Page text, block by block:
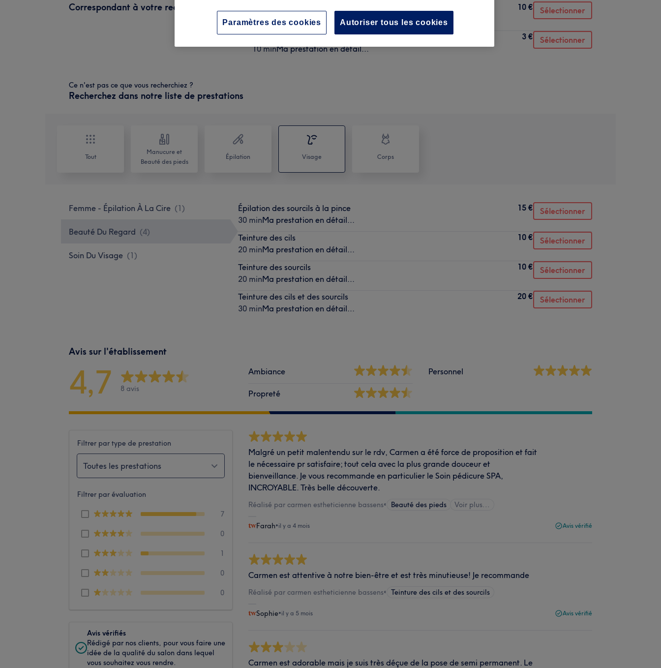
Correspondant à votre recherche
20 minMa prestation en détail...
10 € Sélectionner
Réparation d'un ongle cassé
10 minMa prestation en détail...
3 € Sélectionner
Ce n'est pas ce que vous recherchiez ?
Recherchez dans notre liste de prestations
Tout
Manucure et
Beauté des pieds
Épilation Visage Corps
Femme - Épilation À La Cire (1)
Beauté Du Regard (4)
Soin Du Visage (1)
Épilation des sourcils à la pince
30 minMa prestation en détail...
15 € Sélectionner
Teinture des cils
20 minMa prestation en détail...
10 € Sélectionner
Teinture des sourcils
20 minMa prestation en détail...
10 € Sélectionner
Teinture des cils et des sourcils
30 minMa prestation en détail...
20 € Sélectionner
Avis sur l'établissement
4,7 8 avis
Ambiance
Propreté
Personnel
Filtrer par type de prestation
Toutes les prestations
Filtrer par évaluation
7
0
1
0
0
Avis vérifiés
Rédigé par nos clients, pour vous faire une
idée de la qualité du salon dans lequel
vous souhaitez vous rendre.
Malgré un petit malentendu sur le rdv, Carmen a été force de proposition et fait
le nécessaire pr satisfaire; tout cela avec la plus grande douceur et
bienveillance. Je vous recommande en particulier le Soin pédicure SPA,
INCROYABLE. Très belle découverte.
Réalisé par carmen estheticienne bassens• Beauté des pieds Voir plus...
Farah•il y a 4 mois Avis vérifié
Carmen est attentive à notre bien-être et est très minutieuse! Je recommande
Réalisé par carmen estheticienne bassens• Teinture des cils et des sourcils
Sophie•il y a 5 mois Avis vérifié
Carmen est adorable mais je suis très déçue de la pose de semi permanent. Le
Autoriser tous les cookies
Paramètres des cookies